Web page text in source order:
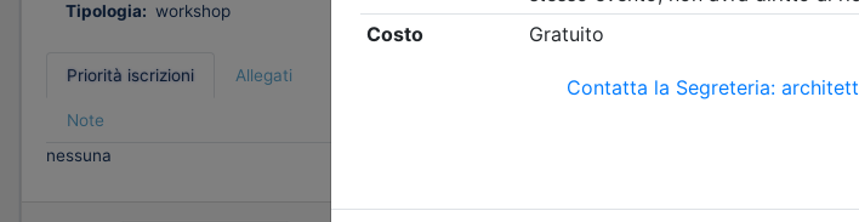
Tipologia: workshop
Priorità iscrizioni Allegati
Note
nessuna
Tipologia:seminario
Priorità iscrizioni Allegati